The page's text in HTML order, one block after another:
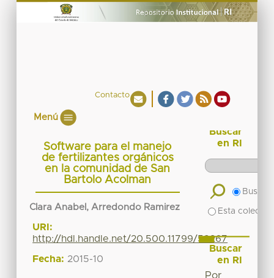
Contacto
Menú
Software para el manejo
de fertilizantes orgánicos
en la comunidad de San
Bartolo Acolman
Clara Anabel, Arredondo Ramirez
URI:
http://hdl.handle.net/20.500.11799/59267
Fecha: 2015-10
Buscar
en RI
Buscar
Esta
Buscar
en RI
Por